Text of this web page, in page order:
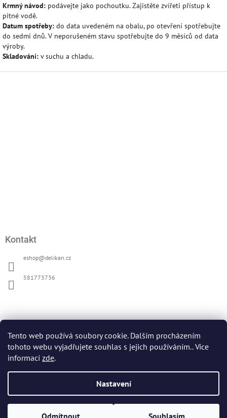
Tento web používá soubory cookie. Dalším procházením
tohoto webu vyjadřujete souhlas s jejich používáním.. Více
informací zde.
Nastavení
Odmítnout Souhlasím
Krmný návod: podávejte jako pochoutku. Zajistěte zvířeti přístup k
pitné vodě.
Datum spotřeby: do data uvedeném na obalu, po otevření spotřebujte
do sedmi dnů. V neporušeném stavu spotřebujte do 9 měsíců od data
výroby.
Skladování: v suchu a chladu.
Kontakt
eshop@delikan.cz
581773736
Oficiální web DELIKAN
Vytvořil Shoptet Copyright 2026 . Všechna práva vyhrazena.